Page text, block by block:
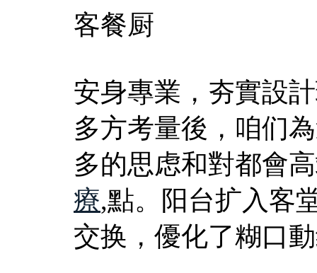
客餐厨
安身專業，夯實設
多方考量後，咱们
多的思虑和對都會
療,點。阳台扩入客
交换，優化了糊口